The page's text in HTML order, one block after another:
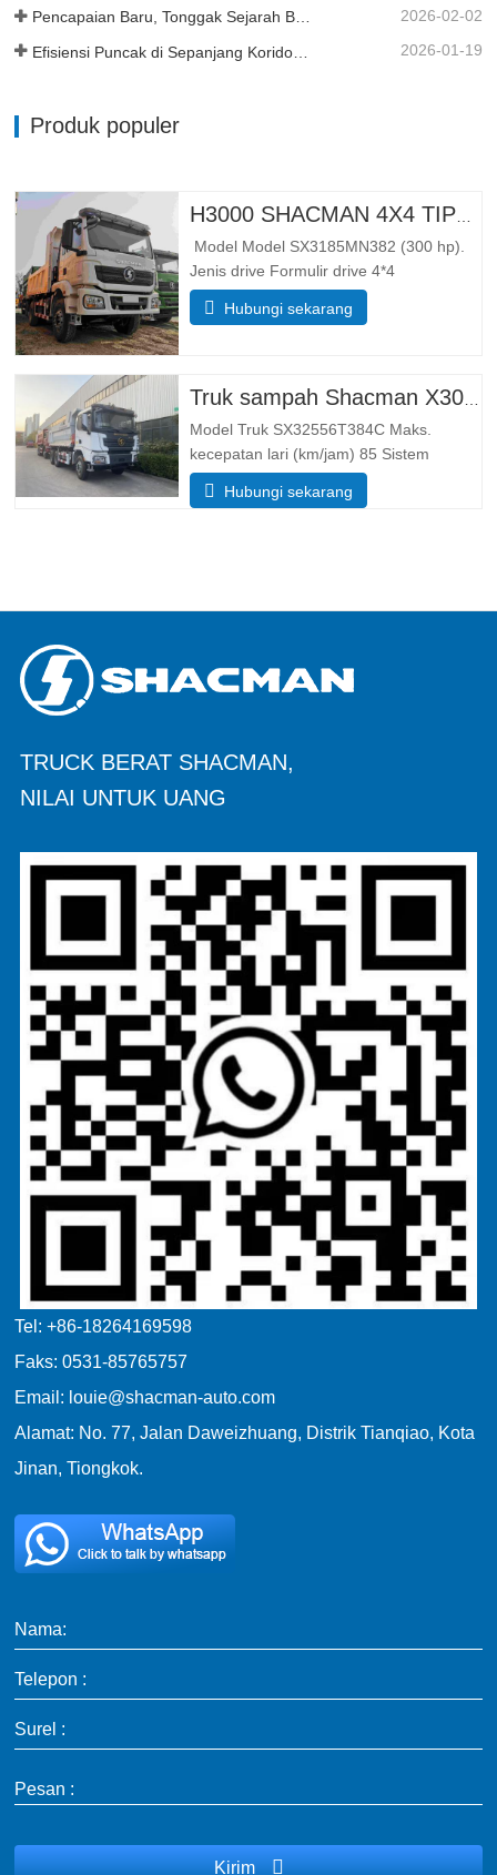
Pencapaian Baru, Tonggak Sejarah Baru - Momentum Berlanjut 2026-02-02
2026-01-19
Produk populer
Model Model SX3185MN382 (300 hp).
Jenis drive Formulir drive 4*4
BeratParameter berat Massa
trotoar lengkap (kg) 整备质量 5500
keseluruhan (PxLxT) (mm)Dimensi
Hubungi sekarang
Model Truk SX32556T384C Maks.
kecepatan lari (km/jam) 85 Sistem
Penggerak 6×4 Ukuran (L*W*H)(mm)
Keseluruhan 8385*2490*3450 Buang
Hubungi sekarang
TRUCK BERAT SHACMAN,
NILAI UNTUK UANG
Tel: +86-18264169598
Faks: 0531-85765757
Email: louie@shacman-auto.com
Alamat: No. 77, Jalan Daweizhuang, Distrik Tianqiao, Kota
Jinan, Tiongkok.
Nama:
Telepon :
Surel :
Pesan :
Kirim